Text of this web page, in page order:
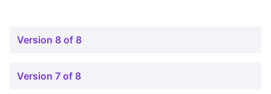
Version 8 of 8
Version 7 of 8